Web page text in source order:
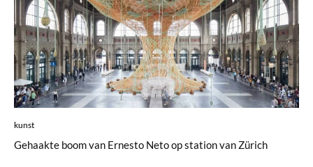
kunst
Gehaakte boom van Ernesto Neto op station van Zürich